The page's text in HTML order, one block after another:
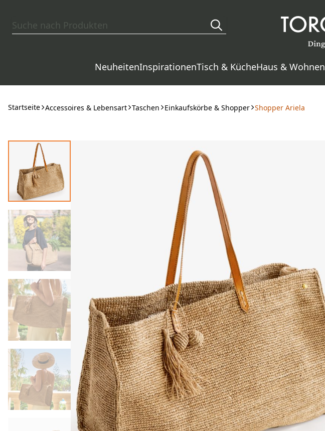
NeuheitenInspirationenTisch & KücheHaus & Wohnen
Startseite Accessoires & Lebensart Taschen Einkaufskörbe & Shopper Shopper Ariela